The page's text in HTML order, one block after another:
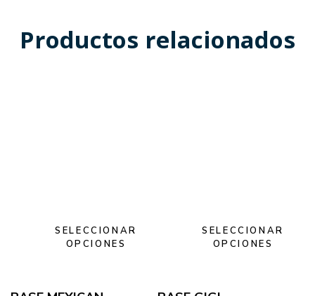
Productos relacionados
SELECCIONAR
OPCIONES
SELECCIONAR
OPCIONES